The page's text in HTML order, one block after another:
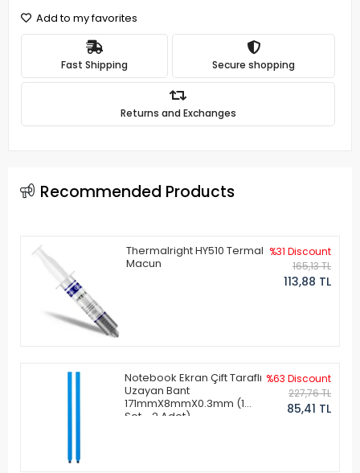
Add to my favorites
Fast Shipping Secure shopping
Returns and Exchanges
Recommended Products
Thermalright HY510 Termal
Macun
%31 Discount
165,13 TL
113,88 TL
Notebook Ekran Çift Taraflı
Uzayan Bant
171mmX8mmX0.3mm (1
Set - 2 Adet)
%63 Discount
227,76 TL
85,41 TL